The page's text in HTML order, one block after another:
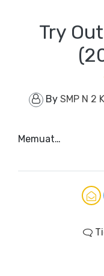
Try
By SMP N 2
Memuat…